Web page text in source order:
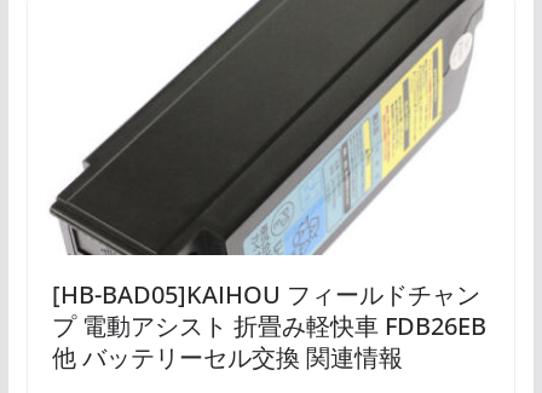
[HB-BAD05]KAIHOU フィールドチャン
プ 電動アシスト 折畳み軽快車 FDB26EB
他 バッテリーセル交換 関連情報